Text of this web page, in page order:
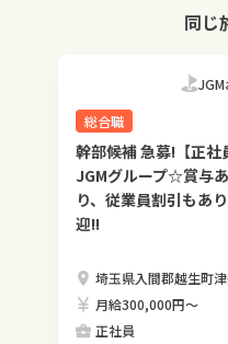
同じ
総合職
幹部候補 急募!【正
JGMグループ☆賞与
り、従業員割引もあ
迎!!
埼玉県入間郡越生町
月給300,000円〜
正社員